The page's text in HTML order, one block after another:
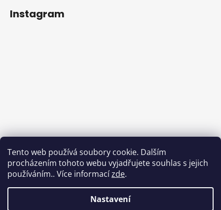
Tento web používá soubory cookie. Dalším
procházením tohoto webu vyjadřujete souhlas s jejich
používáním.. Více informacízde.
Nastavení
Instagram
Facebook